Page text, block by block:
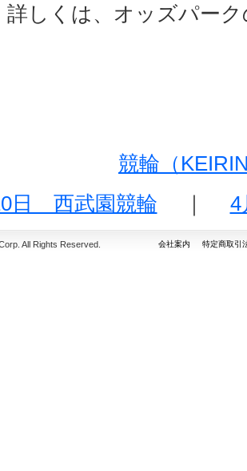
詳しくは、オッズパー
競輪（
日 西武園競輪
｜
All Rights Reserved. 会社案内 特定商取引